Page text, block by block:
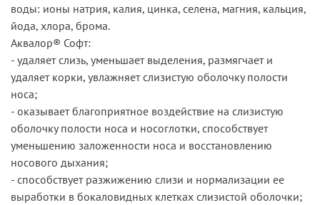
воды: ионы натрия, калия, цинка, селена, магния, кальция,
йода, хлора, брома.
Аквалор® Софт:
- удаляет слизь, уменьшает выделения, размягчает и
удаляет корки, увлажняет слизистую оболочку полости
носа;
- оказывает благоприятное воздействие на слизистую
оболочку полости носа и носоглотки, способствует
уменьшению заложенности носа и восстановлению
носового дыхания;
- способствует разжижению слизи и нормализации ее
выработки в бокаловидных клетках слизистой оболочки;